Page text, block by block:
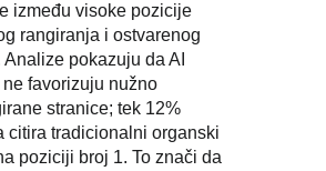
između visoke pozicije
rangiranja i ostvarenog
Analize pokazuju da AI
favorizuju nužno
stranice; tek 12%
citira tradicionalni organski
poziciji broj 1. To znači da